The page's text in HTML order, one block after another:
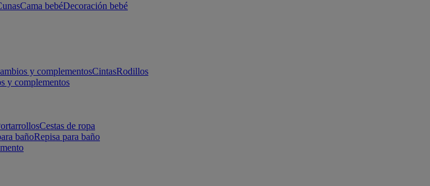
Cama bebéDecoración bebé
y complementosCintasRodillos
y complementos
Cestas de ropa
bañoRepisa para baño